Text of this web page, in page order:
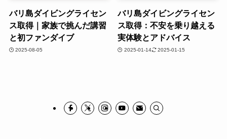
バリ島ダイビングライセン
ス取得｜家族で挑んだ講習
と初ファンダイブ
2025-08-05
バリ島ダイビングライセン
ス取得：不安を乗り越える
実体験とアドバイス
2025-01-14 2025-01-15